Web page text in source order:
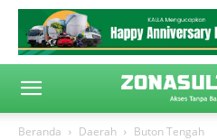
Beranda Daerah Buton Tengah